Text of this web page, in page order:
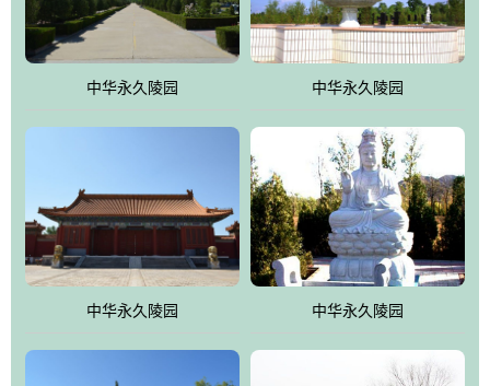
体吸取现代园林艺术之精华
中华永久陵园 中华永久陵园
中华永久陵园 中华永久陵园